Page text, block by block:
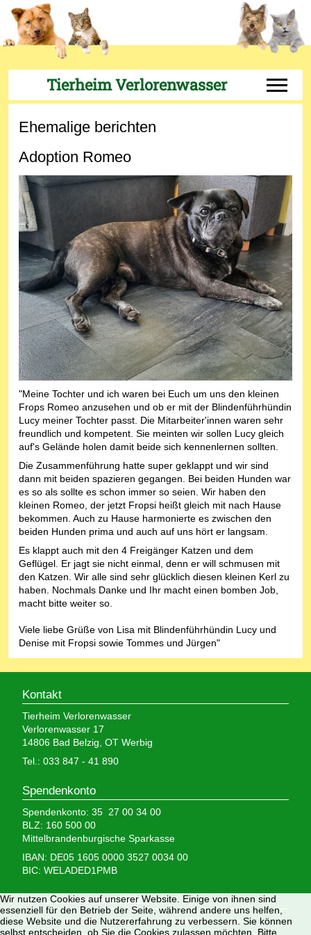
Tierheim Verlorenwasser Off-
Ehemalige berichten
Adoption Romeo
"Meine Tochter und ich waren bei Euch um uns den kleinen
Frops Romeo anzusehen und ob er mit der Blindenführhündin
Lucy meiner Tochter passt. Die Mitarbeiter'innen waren sehr
freundlich und kompetent. Sie meinten wir sollen Lucy gleich
auf's Gelände holen damit beide sich kennenlernen sollten.
Die Zusammenführung hatte super geklappt und wir sind
dann mit beiden spazieren gegangen. Bei beiden Hunden war
es so als sollte es schon immer so seien. Wir haben den
kleinen Romeo, der jetzt Fropsi heißt gleich mit nach Hause
bekommen. Auch zu Hause harmonierte es zwischen den
beiden Hunden prima und auch auf uns hört er langsam.
Es klappt auch mit den 4 Freigänger Katzen und dem
Geflügel. Er jagt sie nicht einmal, denn er will schmusen mit
den Katzen. Wir alle sind sehr glücklich diesen kleinen Kerl zu
haben. Nochmals Danke und Ihr macht einen bomben Job,
macht bitte weiter so.
Viele liebe Grüße von Lisa mit Blindenführhündin Lucy und
Denise mit Fropsi sowie Tommes und Jürgen"
Kontakt
Tierheim Verlorenwasser
Verlorenwasser 17
14806 Bad Belzig, OT Werbig
Tel.: 033 847 - 41 890
Spendenkonto
Spendenkonto: 35 27 00 34 00
BLZ: 160 500 00
Mittelbrandenburgische Sparkasse
IBAN: DE05 1605 0000 3527 0034 00
BIC: WELADED1PMB
Wir brauchen Ihre Hilfe,
denn wir erhalten keinerlei staatliche Hilfe, sondern
Wir nutzen Cookies auf unserer Website. Einige von ihnen sind
essenziell für den Betrieb der Seite, während andere uns helfen,
diese Website und die Nutzererfahrung zu verbessern. Sie können
selbst entscheiden, ob Sie die Cookies zulassen möchten. Bitte